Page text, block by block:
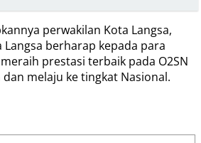
perwakilan Kota Langsa,
berharap kepada para
prestasi terbaik pada O2SN
melaju ke tingkat Nasional.